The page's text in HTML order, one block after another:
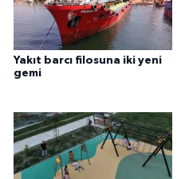
Yakıt barcı filosuna iki yeni
gemi